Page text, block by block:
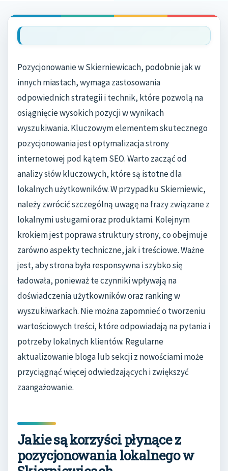
Pozycjonowanie w Skierniewicach, podobnie jak w
innych miastach, wymaga zastosowania
odpowiednich strategii i technik, które pozwolą na
osiągnięcie wysokich pozycji w wynikach
wyszukiwania. Kluczowym elementem skutecznego
pozycjonowania jest optymalizacja strony
internetowej pod kątem SEO. Warto zacząć od
analizy słów kluczowych, które są istotne dla
lokalnych użytkowników. W przypadku Skierniewic,
należy zwrócić szczególną uwagę na frazy związane z
lokalnymi usługami oraz produktami. Kolejnym
krokiem jest poprawa struktury strony, co obejmuje
zarówno aspekty techniczne, jak i treściowe. Ważne
jest, aby strona była responsywna i szybko się
ładowała, ponieważ te czynniki wpływają na
doświadczenia użytkowników oraz ranking w
wyszukiwarkach. Nie można zapomnieć o tworzeniu
wartościowych treści, które odpowiadają na pytania i
potrzeby lokalnych klientów. Regularne
aktualizowanie bloga lub sekcji z nowościami może
przyciągnąć więcej odwiedzających i zwiększyć
zaangażowanie.
Jakie są korzyści płynące z
pozycjonowania lokalnego w